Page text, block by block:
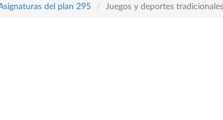
del plan 295 Juegos y deportes